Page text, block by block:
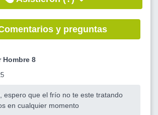
y preguntas
Hombre 8
espero que el frío no te este tratando
en cualquier momento